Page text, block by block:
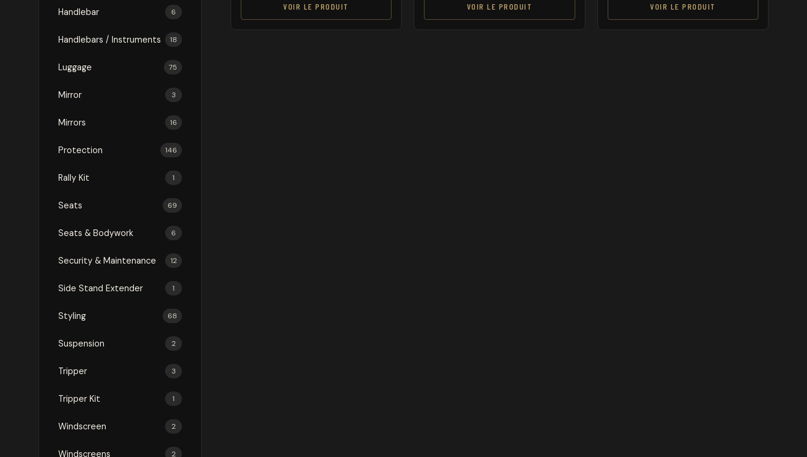
Handlebar 6
Handlebars / Instruments 18
Luggage 75
Mirror 3
Mirrors 16
Protection 146
Rally Kit 1
Seats 69
Seats & Bodywork 6
Security & Maintenance 12
Side Stand Extender 1
Styling 68
Suspension 2
Tripper 3
Tripper Kit 1
Windscreen 2
Windscreens 2
VOIR LE PRODUIT VOIR LE PRODUIT VOIR LE PRODUIT